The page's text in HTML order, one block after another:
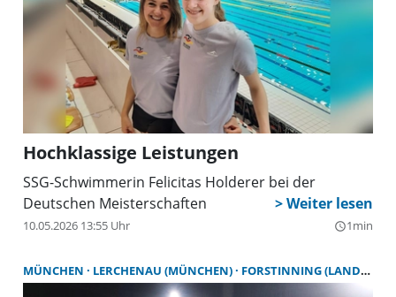
Hochklassige Leistungen
SSG-Schwimmerin Felicitas Holderer bei der
Deutschen Meisterschaften
10.05.2026 13:55 Uhr query_builder1min
MÜNCHEN LERCHENAU (MÜNCHEN) FORSTINNING (LANDKREIS EBERSBERG)